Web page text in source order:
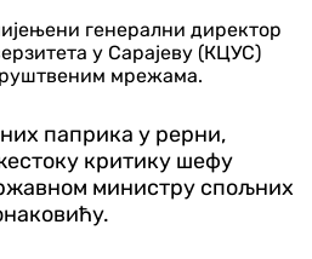
генерални директор
у Сарајеву (КЦУС)
мрежама.
паприка у рерни,
критику шефу
министру спољних